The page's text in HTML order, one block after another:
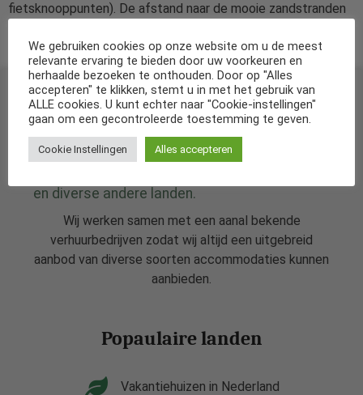
fietsknooppunten). De afstand naar de mooie zandstranden
Koksijde/De Panne vindt u ook duinen.
en diverse andere landen.
Wij werken samen met een aanal bekende
verhuurbedrijven zodat wij altijd een uitgebreid
aanbod van diverse soorten accommodaties kunnen
aanbieden.
Popaulaire landen
Vakantiehuizen in Nederland
We gebruiken cookies op onze website om u de meest
relevante ervaring te bieden door uw voorkeuren en
herhaalde bezoeken te onthouden. Door op "Alles
accepteren" te klikken, stemt u in met het gebruik van
ALLE cookies. U kunt echter naar "Cookie-instellingen"
gaan om een gecontroleerde toestemming te geven.
Cookie Instellingen Alles accepteren